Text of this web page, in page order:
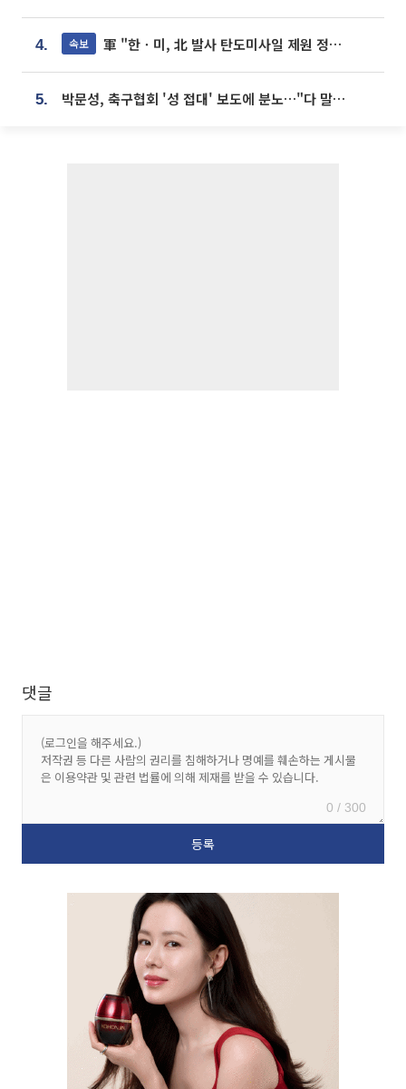
4. 속보 軍 "한ㆍ미, 北 발사 탄도미사일 제원 정밀분석 중"
5. 박문성, 축구협회 '성 접대' 보도에 분노…"다 말아먹으려고 작정했나"
댓글
0 / 300